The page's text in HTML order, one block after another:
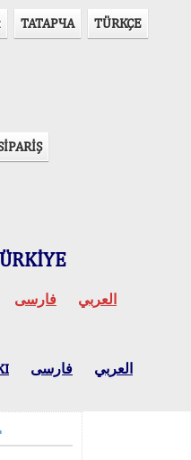
ТАТАРЧА TÜRKÇE
العربي فارسی
العربي فارسی